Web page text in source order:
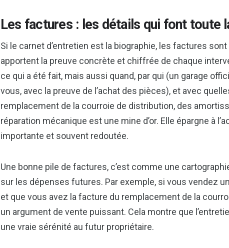
Les factures : les détails qui font toute
Si le carnet d’entretien est la biographie, les factures
apportent la preuve concrète et chiffrée de chaque
ce qui a été fait, mais aussi quand, par qui (un garage
vous, avec la preuve de l’achat des pièces), et avec
remplacement de la courroie de distribution, des
réparation mécanique est une mine d’or. Elle épargne à
importante et souvent redoutée.
Une bonne pile de factures, c’est comme une
sur les dépenses futures. Par exemple, si vous vendez
et que vous avez la facture du remplacement de la
un argument de vente puissant. Cela montre que
une vraie sérénité au futur propriétaire.